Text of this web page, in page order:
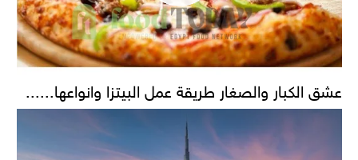
عشق الكبار والصغار طريقة عمل البيتزا وانواعها......